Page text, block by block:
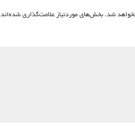
شد. بخش‌های موردنیاز علامت‌گذاری شده‌اند